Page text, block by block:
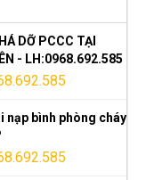
DỠ PCCC TẠI
- LH:0968.692.585
nạp bình phòng cháy